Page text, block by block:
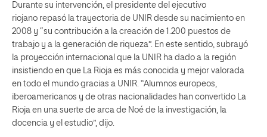
Durante su intervención, el presidente del ejecutivo
riojano repasó la trayectoria de UNIR desde su nacimiento en
2008 y “su contribución a la creación de 1.200 puestos de
trabajo y a la generación de riqueza”. En este sentido, subrayó
la proyección internacional que la UNIR ha dado a la región
insistiendo en que La Rioja es más conocida y mejor valorada
en todo el mundo gracias a UNIR. “Alumnos europeos,
iberoamericanos y de otras nacionalidades han convertido La
Rioja en una suerte de arca de Noé de la investigación, la
docencia y el estudio”, dijo.